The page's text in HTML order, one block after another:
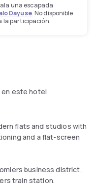
una escapada
Dayuse. No disponible
la participación.
en este hotel
flats and studios with
and a flat-screen
business district,
train station.